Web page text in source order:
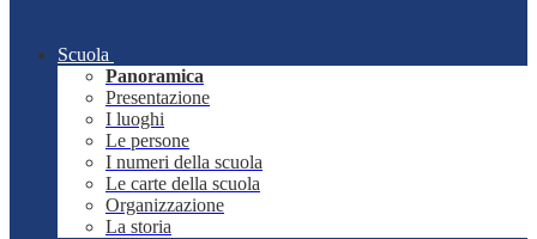
Scuola
Panoramica
Presentazione
I luoghi
Le persone
I numeri della scuola
Le carte della scuola
Organizzazione
La storia